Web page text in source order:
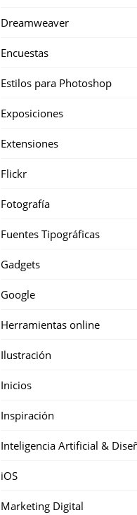
Dreamweaver
Encuestas
Estilos para Photoshop
Exposiciones
Extensiones
Flickr
Fotografía
Fuentes Tipográficas
Gadgets
Google
Herramientas online
Ilustración
Inicios
Inspiración
Inteligencia Artificial &
iOS
Marketing Digital